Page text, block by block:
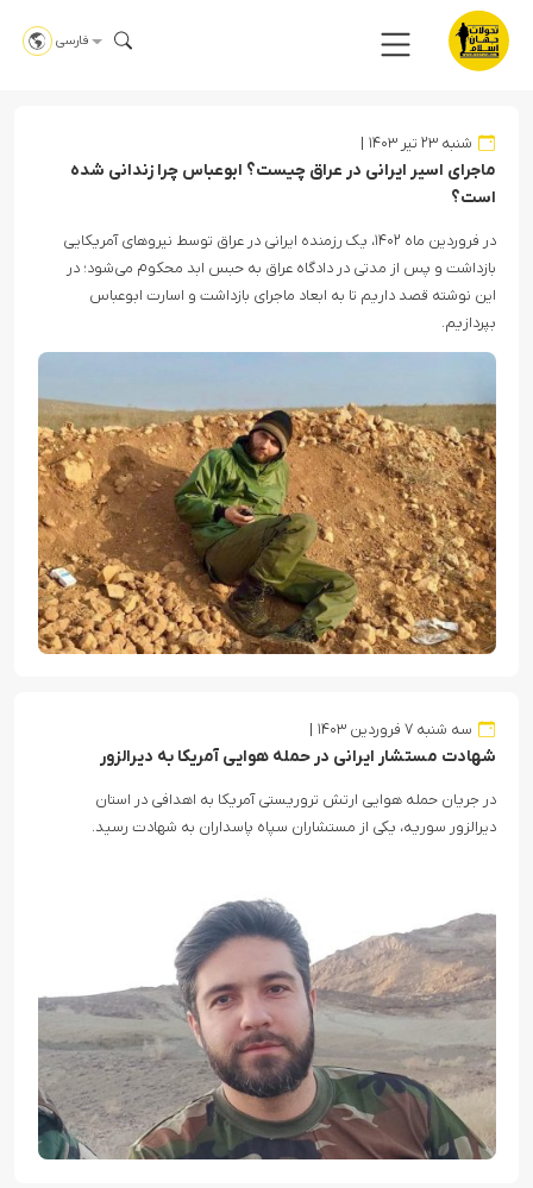
فارسی
شنبه ۲۳ تیر ۱۴۰۳
ماجرای اسیر ایرانی در عراق چیست؟ ابوعباس چرا زندانی شده
است؟
در فروردین ماه ۱۴۰۲، یک رزمنده ایرانی در عراق توسط نیروهای آمریکایی
بازداشت و پس از مدتی در دادگاه عراق به حبس ابد محکوم می‌شود؛ در
این نوشته قصد داریم تا به ابعاد ماجرای بازداشت و اسارت ابوعباس
بپردازیم.
سه شنبه ۷ فروردین ۱۴۰۳
شهادت مستشار ایرانی در حمله هوایی آمریکا به دیرالزور
در جریان حمله هوایی ارتش تروریستی آمریکا به اهدافی در استان
دیرالزور سوریه، یکی از مستشاران سپاه پاسداران به شهادت رسید.